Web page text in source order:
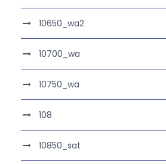
10650_wa2
10700_wa
10750_wa
108
10850_sat